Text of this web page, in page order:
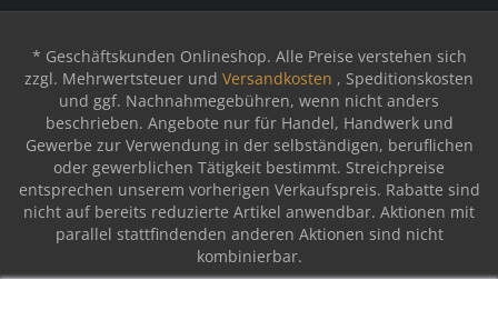
* Geschäftskunden Onlineshop. Alle Preise verstehen sich
zzgl. Mehrwertsteuer und Versandkosten , Speditionskosten
und ggf. Nachnahmegebühren, wenn nicht anders
beschrieben. Angebote nur für Handel, Handwerk und
Gewerbe zur Verwendung in der selbständigen, beruflichen
oder gewerblichen Tätigkeit bestimmt. Streichpreise
entsprechen unserem vorherigen Verkaufspreis. Rabatte sind
nicht auf bereits reduzierte Artikel anwendbar. Aktionen mit
parallel stattfindenden anderen Aktionen sind nicht
kombinierbar.